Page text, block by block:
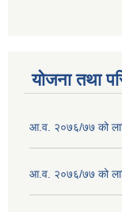
योजना तथा
आ.व. २०७६/७७ को
आ.व. २०७६/७७ को